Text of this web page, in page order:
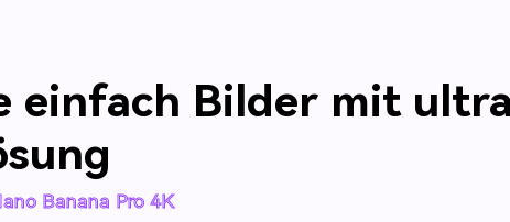
einfach Bilder mit
Banana Pro 4K